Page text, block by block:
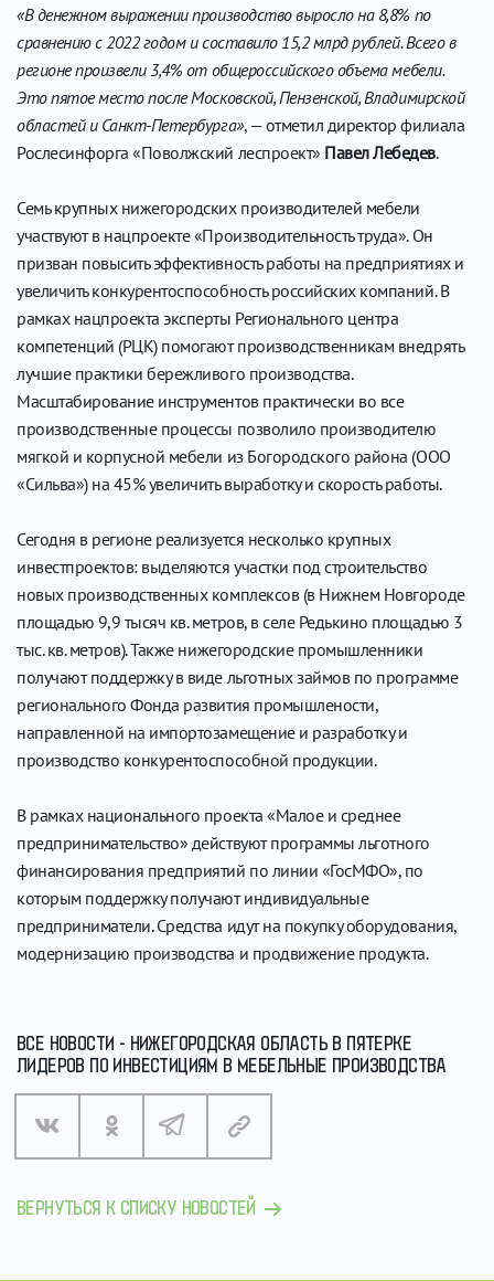
«В денежном выражении производство выросло на 8,8% по
сравнению с 2022 годом и составило 15,2 млрд рублей. Всего в
регионе произвели 3,4% от общероссийского объема мебели.
Это пятое место после Московской, Пензенской, Владимирской
областей и Санкт-Петербурга», — отметил директор филиала
Рослесинфорга «Поволжский леспроект» Павел Лебедев.
Семь крупных нижегородских производителей мебели
участвуют в нацпроекте «Производительность труда». Он
призван повысить эффективность работы на предприятиях и
увеличить конкурентоспособность российских компаний. В
рамках нацпроекта эксперты Регионального центра
компетенций (РЦК) помогают производственникам внедрять
лучшие практики бережливого производства.
Масштабирование инструментов практически во все
производственные процессы позволило производителю
мягкой и корпусной мебели из Богородского района (ООО
«Сильва») на 45% увеличить выработку и скорость работы.
Сегодня в регионе реализуется несколько крупных
инвестпроектов: выделяются участки под строительство
новых производственных комплексов (в Нижнем Новгороде
площадью 9,9 тысяч кв. метров, в селе Редькино площадью 3
тыс. кв. метров). Также нижегородские промышленники
получают поддержку в виде льготных займов по программе
регионального Фонда развития промышлености,
направленной на импортозамещение и разработку и
производство конкурентоспособной продукции.
В рамках национального проекта «Малое и среднее
предпринимательство» действуют программы льготного
финансирования предприятий по линии «ГосМФО», по
которым поддержку получают индивидуальные
предприниматели. Средства идут на покупку оборудования,
модернизацию производства и продвижение продукта.
ВСЕ НОВОСТИ - НИЖЕГОРОДСКАЯ ОБЛАСТЬ В ПЯТЕРКЕ
ЛИДЕРОВ ПО ИНВЕСТИЦИЯМ В МЕБЕЛЬНЫЕ ПРОИЗВОДСТВА
ВЕРНУТЬСЯ К СПИСКУ НОВОСТЕЙ